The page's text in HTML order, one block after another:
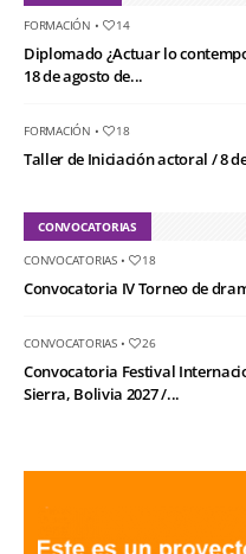
FORMACIÓN • 14
Diplomado ¿Actuar lo
18 de agosto de...
FORMACIÓN • 18
Taller de Iniciación actoral / 8
CONVOCATORIAS
CONVOCATORIAS• 18
Convocatoria IV Torneo de
CONVOCATORIAS• 26
Convocatoria Festival
Sierra, Bolivia 2027 /...